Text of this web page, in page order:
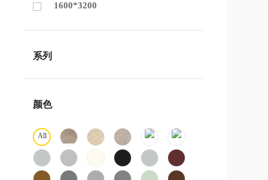
1600*3200
系列
颜色
All